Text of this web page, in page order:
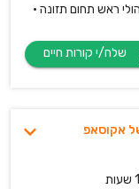
ראש תחום תזונה •
אקוסאפ